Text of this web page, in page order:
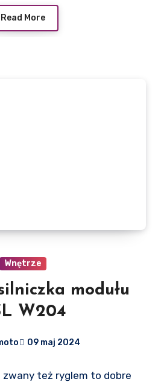
Read More
Wnętrze
modułu
W204
09 maj 2024
zwany też ryglem to dobre